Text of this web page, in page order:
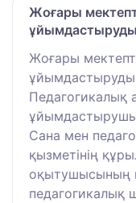
Жоғары
Жоғары
Педагогикалық
Сана мен
қызметінің
оқытушысының
педагогикалық